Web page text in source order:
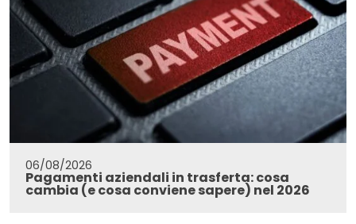
06/08/2026
Pagamenti aziendali in trasferta: cosa
cambia (e cosa conviene sapere) nel 2026